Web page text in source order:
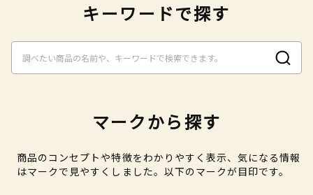
キーワードで探す
マークから探す
商品のコンセプトや特徴をわかりやすく表示、気になる情報
はマークで見やすくしました。以下のマークが目印です。